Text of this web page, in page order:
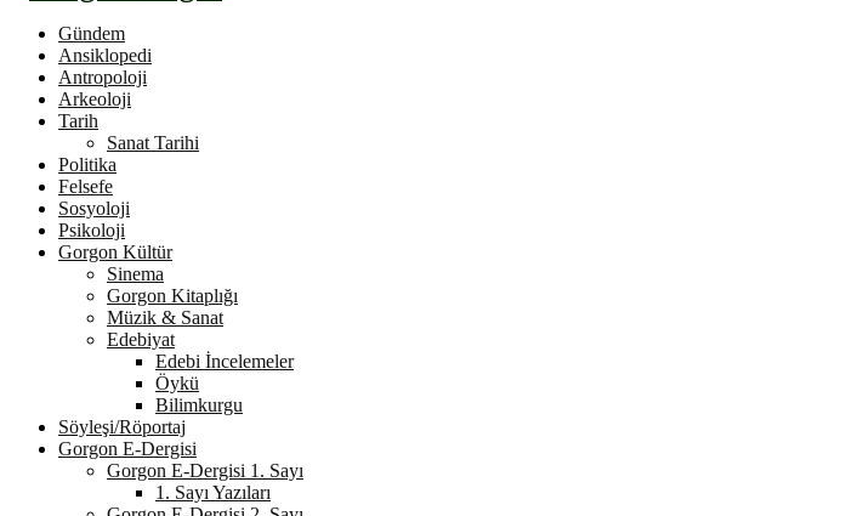
Gündem
Ansiklopedi
Antropoloji
Arkeoloji
Tarih
Sanat Tarihi
Politika
Felsefe
Sosyoloji
Psikoloji
Gorgon Kültür
Sinema
Gorgon Kitaplığı
Müzik & Sanat
Edebiyat
Edebi İncelemeler
Öykü
Bilimkurgu
Söyleşi/Röportaj
Gorgon E-Dergisi
Gorgon E-Dergisi 1. Sayı
1. Sayı Yazıları